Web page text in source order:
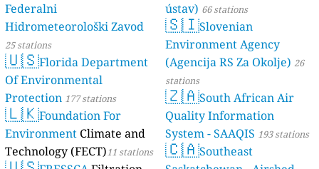
Federalni
Hidrometeorološki Zavod
25 stations
🇺🇸Florida Department
Of Environmental
Protection 177 stations
🇱🇰Foundation For
Environment Climate and
Technology (FECT)11 stations
ústav) 66 stations
🇸🇮Slovenian
Environment Agency
(Agencija RS Za Okolje) 26
stations
🇿🇦South African Air
Quality Information
System - SAAQIS 193 stations
🇨🇦Southeast